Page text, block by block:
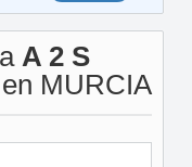
A 2 S
en MURCIA